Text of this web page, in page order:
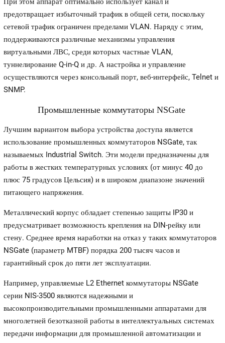
предотвращает избыточный трафик в общей сети, поскольку
сетевой трафик ограничен пределами VLAN. Наряду с этим,
поддерживаются различные механизмы управления
виртуальными ЛВС, среди которых частные VLAN,
туннелирование Q-in-Q и др. А настройка и управление
осуществляются через консольный порт, веб-интерфейс, Telnet и
SNMP.
Промышленные коммутаторы NSGate
Лучшим вариантом выбора устройства доступа является
использование промышленных коммутаторов NSGate, так
называемых Industrial Switch. Эти модели предназначены для
работы в жестких температурных условиях (от минус 40 до
плюс 75 градусов Цельсия) и в широком диапазоне значений
питающего напряжения.
Металлический корпус обладает степенью защиты IP30 и
предусматривает возможность крепления на DIN-рейку или
стену. Среднее время наработки на отказ у таких коммутаторов
NSGate (параметр MTBF) порядка 200 тысяч часов и
гарантийный срок до пяти лет эксплуатации.
Например, управляемые L2 Ethernet коммутаторы NSGate
серии NIS-3500 являются надежными и
высокопроизводительными промышленными аппаратами для
многолетней безотказной работы в интеллектуальных системах
передачи информации для промышленной автоматизации и